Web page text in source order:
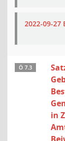
2022-09-27
Ö 7.3
in